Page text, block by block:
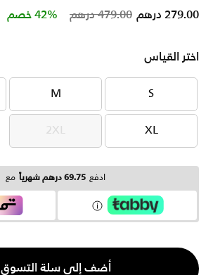
Price reduced from
479.00 درهم to 279.00 درهم 42% خصم
اختر القياس
S
S
M
M
XL
XL
2XL
2XL
ادفع 69.75 درهم شهرياً مع
الكمية
أضف إلى سلة التسوق